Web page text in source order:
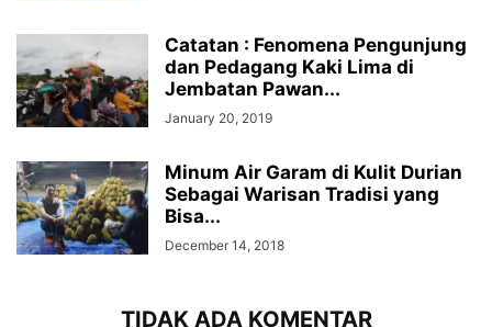
Catatan : Fenomena Pengunjung
dan Pedagang Kaki Lima di
Jembatan Pawan...
January 20, 2019
Minum Air Garam di Kulit Durian
Sebagai Warisan Tradisi yang
Bisa...
December 14, 2018
TIDAK ADA KOMENTAR